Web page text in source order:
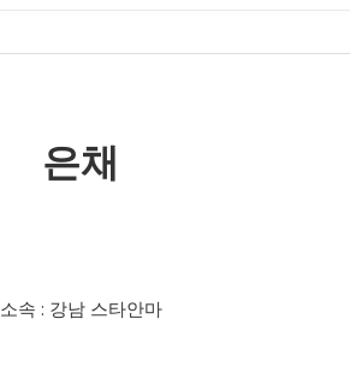
은채
소속 : 강남 스타안마